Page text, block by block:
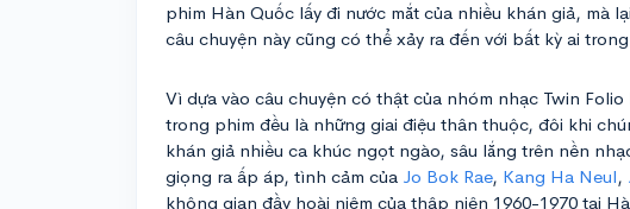
phim Hàn Quốc lấy đi nước mắt của nhiều khán giả, mà
câu chuyện này cũng có thể xảy ra đến với bất kỳ ai
Vì dựa vào câu chuyện có thật của nhóm nhạc Twin
trong phim đều là những giai điệu thân thuộc, đôi khi
khán giả nhiều ca khúc ngọt ngào, sâu lắng trên nền
giọng ra ấp áp, tình cảm của Jo Bok Rae, Kang Ha Neul,
không gian đầy hoài niệm của thập niên 1960-1970 tại